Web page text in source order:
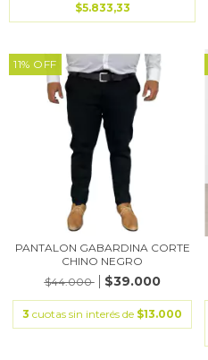
$5.833,33
11% OFF
PANTALON GABARDINA CORTE
CHINO NEGRO
$44.000
$39.000
3 cuotas sin interés de $13.000